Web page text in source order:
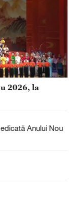
2026, la
Anului Nou